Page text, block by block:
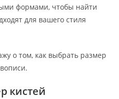
формами, чтобы найти
для вашего стиля
о том, как выбрать размер
кистей